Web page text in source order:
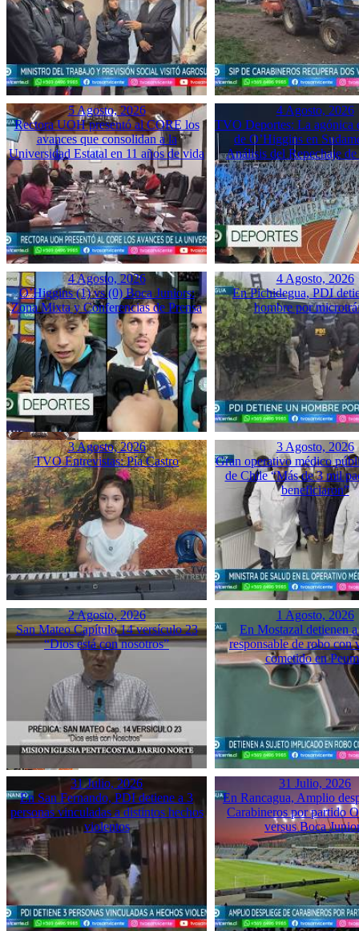
5 Agosto, 2026
Rectora UOH presentó al CORE los
avances que consolidan a la
Universidad Estatal en 11 años de vida
4 Agosto, 2026
TVO Deportes: La agónica
de O’Higgins en
Análisis del Repechaje de
4 Agosto, 2026
O’Higgins (1) vs (0) Boca Juniors:
Zona Mixta y Conferencias de Prensa
4 Agosto, 2026
En Pichidegua, PDI
hombre por
3 Agosto, 2026
TVO Entrevistas: Pía Castro
3 Agosto, 2026
Gran operativo médico
de Chile “Más de 3 mil
beneficiaron”
2 Agosto, 2026
San Mateo Capítulo 14 versículo 23
“Dios está con nosotros”
1 Agosto, 2026
En Mostazal detienen
responsable de robo con
cometido en
31 Julio, 2026
En San Fernando, PDI detiene a 3
personas vinculadas a distintos hechos
violentos
31 Julio, 2026
En Rancagua, Amplio
Carabineros por partido
versus Boca